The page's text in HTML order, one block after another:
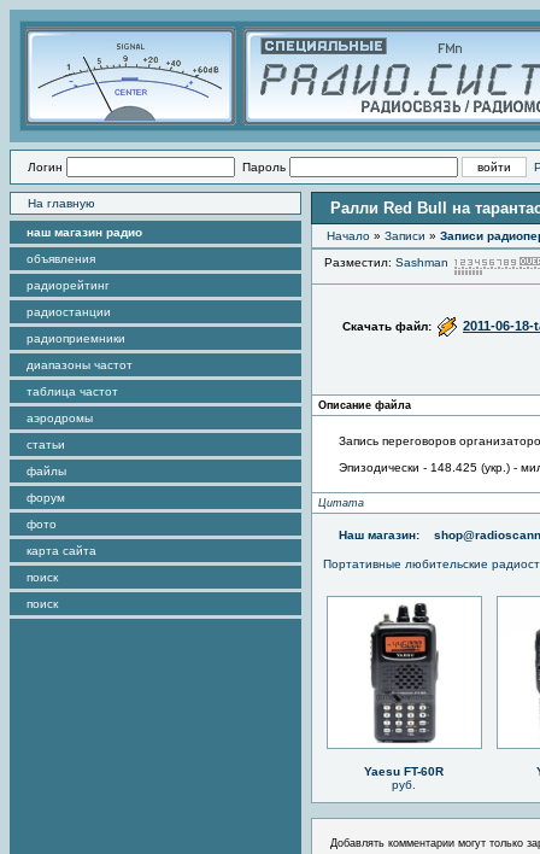
Логин Пароль
На главную
наш магазин радио
объявления
радиорейтинг
радиостанции
радиоприемники
диапазоны частот
таблица частот
аэродромы
статьи
файлы
форум
фото
карта сайта
поиск
поиск
Ралли Red Bull на
Начало » Записи » Записи
Разместил: Sashman
Скачать файл: 2011-06-
Описание файла
Запись переговоров
Эпизодически - 148.425 (укр.) -
Цитата
Наш магазин:
Портативные любительские
Yaesu FT-60R
руб.
Добавлять комментарии могут только